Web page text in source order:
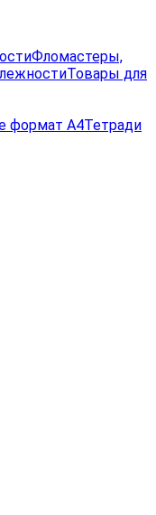
Фломастеры,
Товары для
формат А4Тетради